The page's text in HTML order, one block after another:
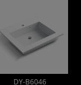
DY-B6046